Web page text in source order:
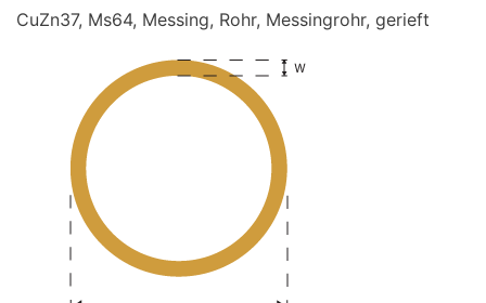
CuZn37, Ms64, Messing, Rohr, Messingrohr, gerieft